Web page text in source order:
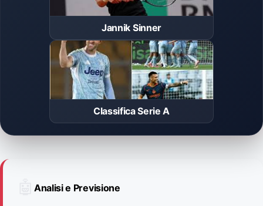
Jannik Sinner
Classifica Serie A
Analisi e Previsione